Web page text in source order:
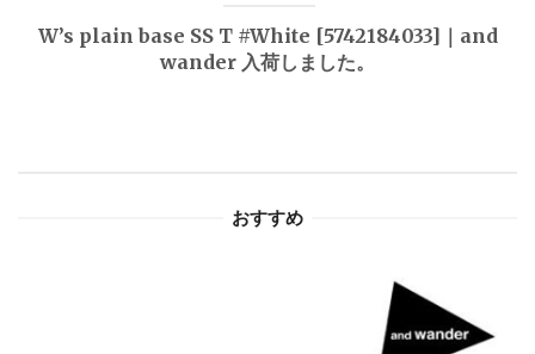
ゲW’s plain base SS T #White [5742184033]｜and
wander 入荷しました。
おすすめ